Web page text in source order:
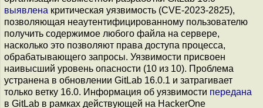
выявлена критическая уязвимость (CVE-2023-2825),
позволяющая неаутентифицированному пользователю
получить содержимое любого файла на сервере,
насколько это позволяют права доступа процесса,
обрабатывающего запросы. Уязвимости присвоен
наивысший уровень опасности (10 из 10). Проблема
устранена в обновлении GitLab 16.0.1 и затрагивает
только ветку 16.0. Информация об уязвимости передана
в GitLab в рамках действующей на HackerOne